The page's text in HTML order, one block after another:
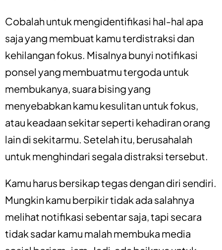
Cobalah untuk mengidentifikasi hal-hal apa
saja yang membuat kamu terdistraksi dan
kehilangan fokus. Misalnya bunyi notifikasi
ponsel yang membuatmu tergoda untuk
membukanya, suara bising yang
menyebabkan kamu kesulitan untuk fokus,
atau keadaan sekitar seperti kehadiran orang
lain di sekitarmu. Setelah itu, berusahalah
untuk menghindari segala distraksi tersebut.
Kamu harus bersikap tegas dengan diri sendiri.
Mungkin kamu berpikir tidak ada salahnya
melihat notifikasi sebentar saja, tapi secara
tidak sadar kamu malah membuka media